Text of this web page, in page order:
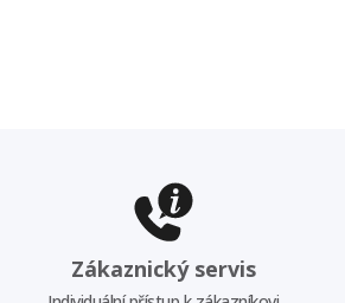
Zákaznický servis